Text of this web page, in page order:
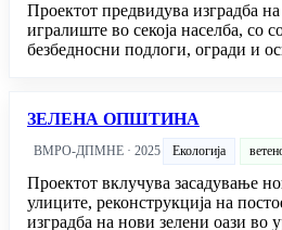
Проектот предвидува изградба
игралиште во секоја населба, со
безбедносни подлоги, огради и
ЗЕЛЕНА ОПШТИНА
ВМРО-ДПМНЕ · 2025 Екологија
Проектот вклучува засадување
улиците, реконструкција на
изградба на нови зелени оази во